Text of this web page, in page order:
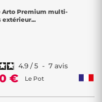
Arto Premium multi-
extérieur...
4.9 /5 - 7 avis
€ Le Pot